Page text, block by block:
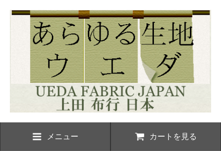
メニュー カートを見る